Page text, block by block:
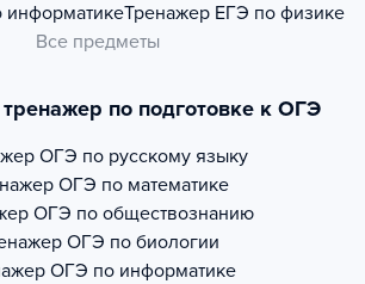
информатикеТренажер ЕГЭ по физике
Все предметы
по подготовке к ОГЭ
ОГЭ по русскому языку
ОГЭ по математике
ОГЭ по обществознанию
ОГЭ по биологии
ОГЭ по информатике